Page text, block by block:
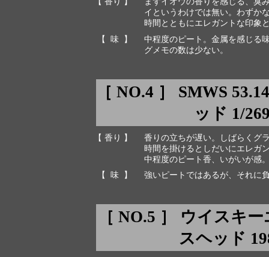
イというわけでは無い。わずか
時間とともにエレガントな印象
【 味 】
中程度のピート。金属を感じる
グメモの数は少ない。
［ NO.4 ］ SMWS
ッド 1/
【 香り 】
香りの立ちが遅い。しばらくグ
時間を掛けるとしだいにエレガ
中程度のピート香、いがいが感
【 味 】
強いピートではあるが、それに
［ NO.5 ］ ウイスキ
スヘッド